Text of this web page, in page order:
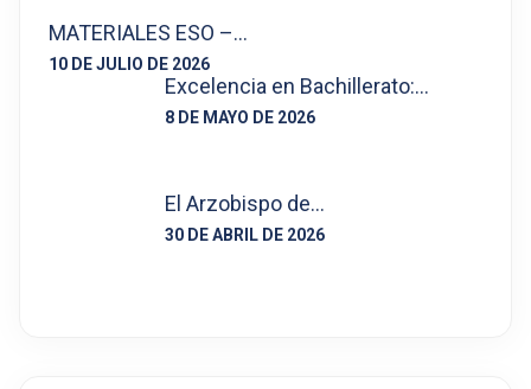
MATERIALES ESO –…
10 DE JULIO DE 2026
Excelencia en Bachillerato:…
8 DE MAYO DE 2026
El Arzobispo de…
30 DE ABRIL DE 2026